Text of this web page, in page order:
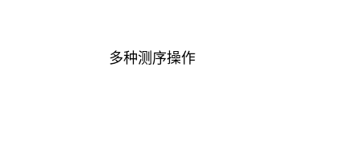
多种测序操作